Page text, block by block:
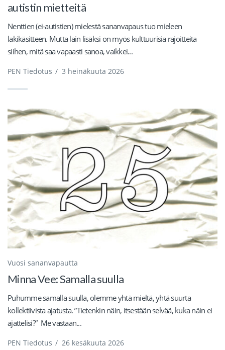
autistin mietteitä
Nenttien (ei-autistien) mielestä sananvapaus tuo mieleen
lakikäsitteen. Mutta lain lisäksi on myös kulttuurisia rajoitteita
siihen, mitä saa vapaasti sanoa, vaikkei...
PEN Tiedotus / 3 heinäkuuta 2026
Vuosi sananvapautta
Minna Vee: Samalla suulla
Puhumme samalla suulla, olemme yhtä mieltä, yhtä suurta
kollektiivista ajatusta. ”Tietenkin näin, itsestään selvää, kuka näin ei
ajattelisi?” Me vastaan...
PEN Tiedotus / 26 kesäkuuta 2026